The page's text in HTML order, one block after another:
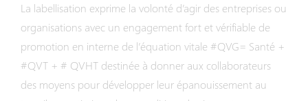
La labellisation exprime la volonté d’agir des entreprises ou
organisations avec un engagement fort et vérifiable de
promotion en interne de l’équation vitale #QVG= Santé +
#QVT + # QVHT destinée à donner aux collaborateurs
des moyens pour développer leur épanouissement au